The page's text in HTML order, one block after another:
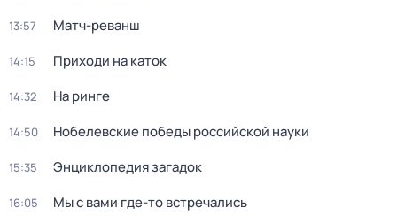
13:57 Матч-реванш
14:15 Приходи на каток
14:32 На ринге
14:50 Нобелевские победы российской науки
15:35 Энциклопедия загадок
16:05 Мы с вами где-то встречались